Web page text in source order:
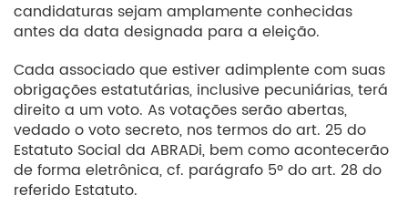
candidaturas sejam amplamente conhecidas
antes da data designada para a eleição.
Cada associado que estiver adimplente com suas
obrigações estatutárias, inclusive pecuniárias, terá
direito a um voto. As votações serão abertas,
vedado o voto secreto, nos termos do art. 25 do
Estatuto Social da ABRADi, bem como acontecerão
de forma eletrônica, cf. parágrafo 5º do art. 28 do
referido Estatuto.